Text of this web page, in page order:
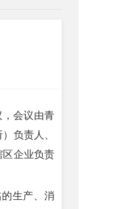
，会议由青
负责人、
企业负责
的生产、消